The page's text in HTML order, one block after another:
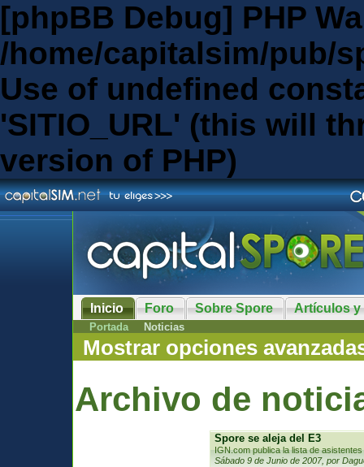
[phpBB Debug] PHP
/home/capitalsim/pub/
Use of undefined
'SITIO_URL' (this will
version of PHP)
Inicio Foro Sobre Spore Artículos y
Portada Noticias
Mostrar opciones
Archivo de
Spore se aleja del E3
IGN.com publica la lista de asistentes
Sábado 9 de Junio de 2007, por